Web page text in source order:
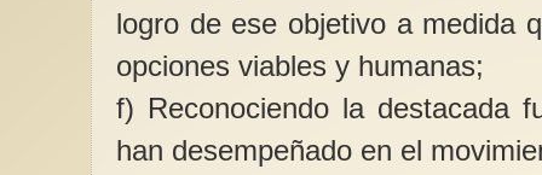
logro de ese objetivo a medida
opciones viables y humanas;
f) Reconociendo la destacada
han desempeñado en el